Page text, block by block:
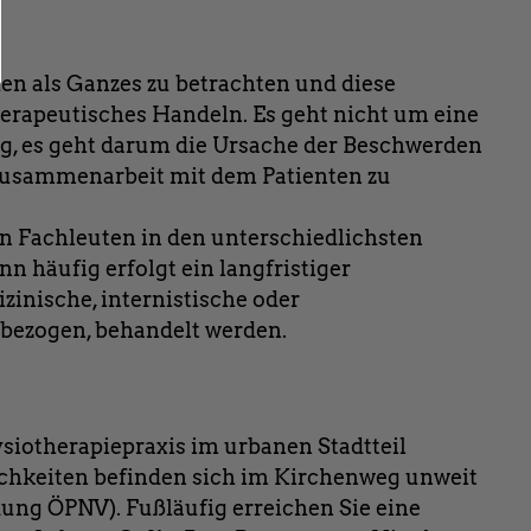
als Ganzes zu betrachten und diese
Handeln. Es geht nicht um eine
es geht darum die Ursache der Beschwerden
mit dem Patienten zu
Fachleuten in den unterschiedlichsten
häufig erfolgt ein langfristiger
internistische oder
behandelt werden.
im urbanen Stadtteil
befinden sich im Kirchenweg unweit
ÖPNV). Fußläufig erreichen Sie eine